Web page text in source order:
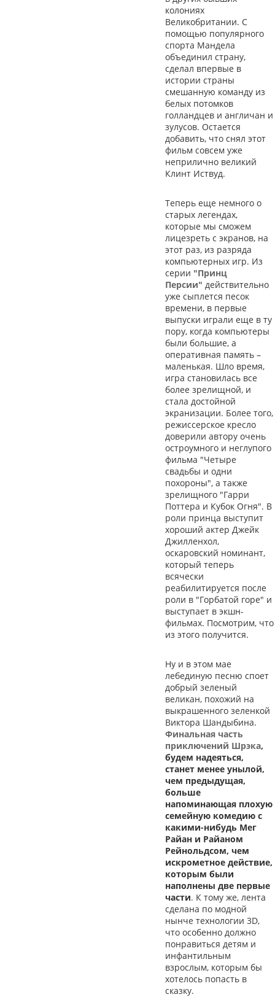
колониях
Великобритании. С
помощью популярного
спорта Мандела
объединил страну,
сделал впервые в
истории страны
смешанную команду из
белых потомков
голландцев и англичан и
зулусов. Остается
добавить, что снял этот
фильм совсем уже
неприлично великий
Клинт Иствуд.
Теперь еще немного о
старых легендах,
которые мы сможем
лицезреть с экранов, на
этот раз, из разряда
компьютерных игр. Из
серии "Принц
Персии" действительно
уже сыплется песок
времени, в первые
выпуски играли еще в ту
пору, когда компьютеры
были большие, а
оперативная память –
маленькая. Шло время,
игра становилась все
более зрелищной, и
стала достойной
экранизации. Более того,
режиссерское кресло
доверили автору очень
остроумного и неглупого
фильма "Четыре
свадьбы и одни
похороны", а также
зрелищного "Гарри
Поттера и Кубок Огня". В
роли принца выступит
хороший актер Джейк
Джилленхол,
оскаровский номинант,
который теперь
всячески
реабилитируется после
роли в "Горбатой горе" и
выступает в экшн-
фильмах. Посмотрим, что
из этого получится.
Ну и в этом мае
лебединую песню споет
добрый зеленый
великан, похожий на
выкрашенного зеленкой
Виктора Шандыбина.
Финальная часть
приключений Шрэка,
будем надеяться,
станет менее унылой,
чем предыдущая,
больше
напоминающая плохую
семейную комедию с
какими-нибудь Мег
Райан и Райаном
Рейнольдсом, чем
искрометное действие,
которым были
наполнены две первые
части. К тому же, лента
сделана по модной
нынче технологии 3D,
что особенно должно
понравиться детям и
инфантильным
взрослым, которым бы
хотелось попасть в
сказку.